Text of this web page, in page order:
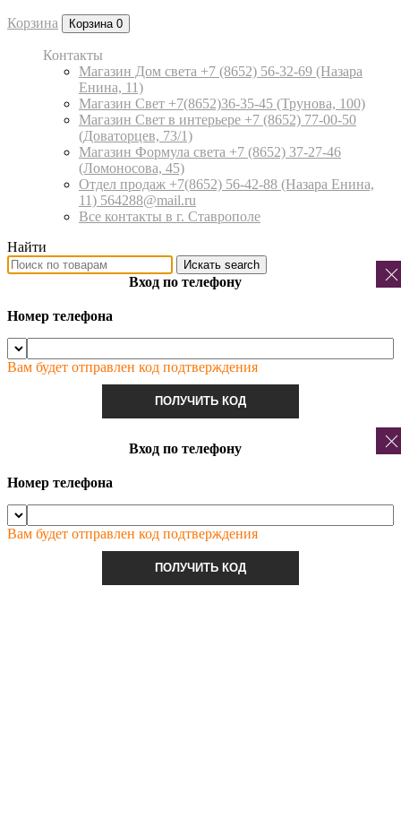
Корзина Корзина 0
Контакты
Магазин Дом света +7 (8652) 56-32-69 (Назара
Енина, 11)
Магазин Свет +7(8652)36-35-45 (Трунова, 100)
Магазин Свет в интерьере +7 (8652) 77-00-50
(Доваторцев, 73/1)
Магазин Формула света +7 (8652) 37-27-46
(Ломоносова, 45)
Отдел продаж +7(8652) 56-42-88 (Назара Енина,
11) 564288@mail.ru
Все контакты в г. Ставрополе
Найти
Искать search
Вход по телефону
Номер телефона
Вам будет отправлен код подтверждения
ПОЛУЧИТЬ КОД
Вход по телефону
Номер телефона
Вам будет отправлен код подтверждения
ПОЛУЧИТЬ КОД